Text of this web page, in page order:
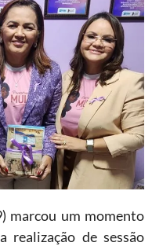
marcou um momento
realização de sessão